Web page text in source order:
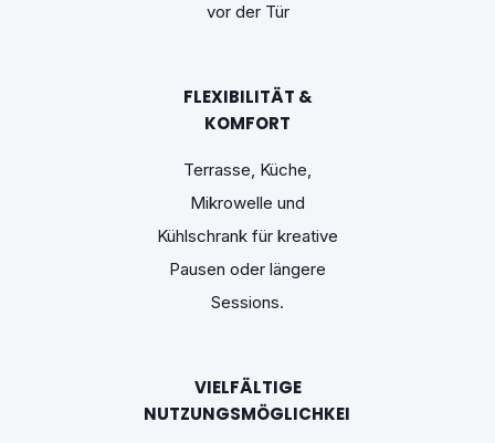
vor der Tür
FLEXIBILITÄT &
KOMFORT
Terrasse, Küche,
Mikrowelle und
Kühlschrank für kreative
Pausen oder längere
Sessions.
VIELFÄLTIGE
NUTZUNGSMÖGLICHKEITEN